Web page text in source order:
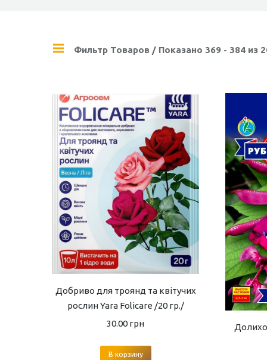
Фильтр Товаров / Показано 369 - 384 из
Добриво для троянд та квітучих
рослин Yara Folicare /20 гр./
30.00 грн
В корзину